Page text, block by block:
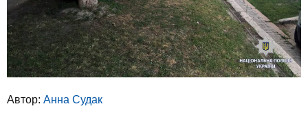
Автор: Анна Судак